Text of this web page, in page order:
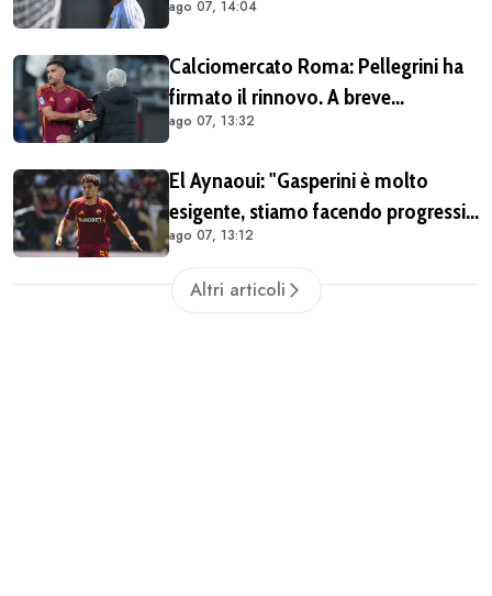
Sport. Ecco cosa è emerso dal
ago 07, 14:04
Calciomercato Roma: Pellegrini ha
firmato il rinnovo. A breve
l'ufficialità
ago 07, 13:32
El Aynaoui: "Gasperini è molto
esigente, stiamo facendo progressi.
Pellegrini merita il meglio"
ago 07, 13:12
Altri articoli